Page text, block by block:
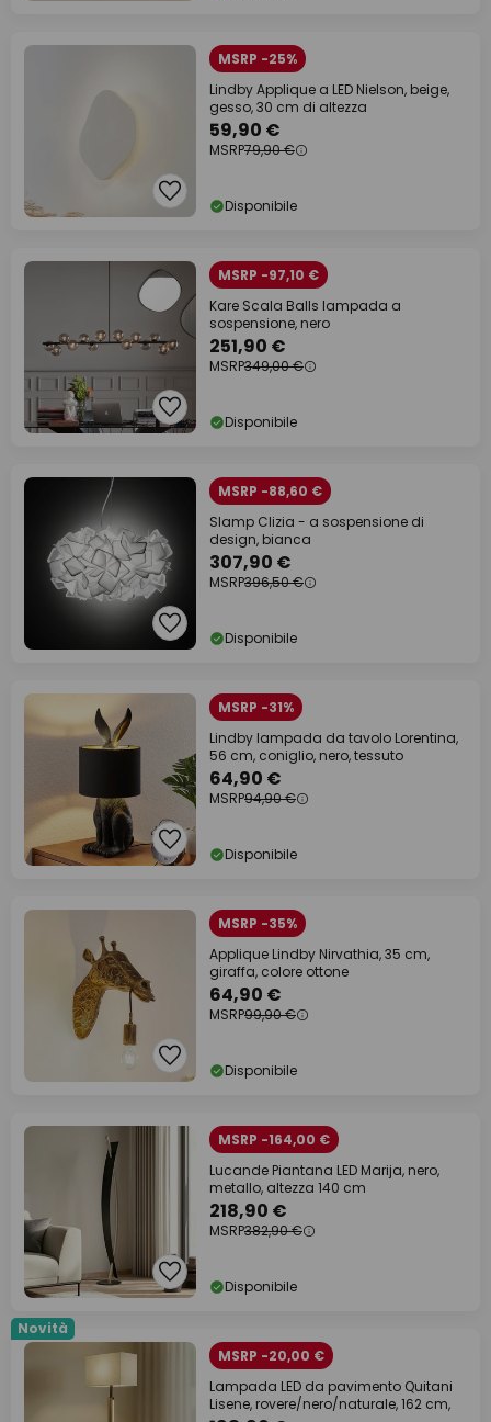
MSRP -25%
Lindby Applique a LED Nielson, beige,
gesso, 30 cm di altezza
59,90 €
MSRP79,90 €
Disponibile
MSRP -97,10 €
Kare Scala Balls lampada a
sospensione, nero
251,90 €
MSRP349,00 €
Disponibile
MSRP -88,60 €
Slamp Clizia - a sospensione di
design, bianca
307,90 €
MSRP396,50 €
Disponibile
MSRP -31%
Lindby lampada da tavolo Lorentina,
56 cm, coniglio, nero, tessuto
64,90 €
MSRP94,90 €
Disponibile
MSRP -35%
Applique Lindby Nirvathia, 35 cm,
giraffa, colore ottone
64,90 €
MSRP99,90 €
Disponibile
MSRP -164,00 €
Lucande Piantana LED Marija, nero,
metallo, altezza 140 cm
218,90 €
MSRP382,90 €
Disponibile
Novità
MSRP -20,00 €
Lampada LED da pavimento Quitani
Lisene, rovere/nero/naturale, 162 cm,